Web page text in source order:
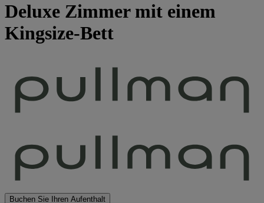
Deluxe Zimmer mit einem
Kingsize-Bett
Buchen Sie Ihren Aufenthalt